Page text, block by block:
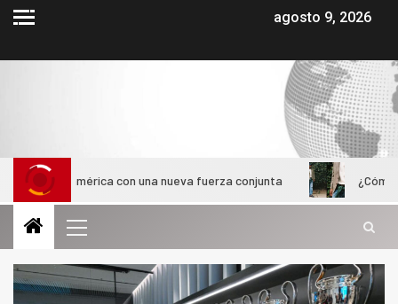
agosto 9, 2026
con una nueva fuerza conjunta ¿Cómo